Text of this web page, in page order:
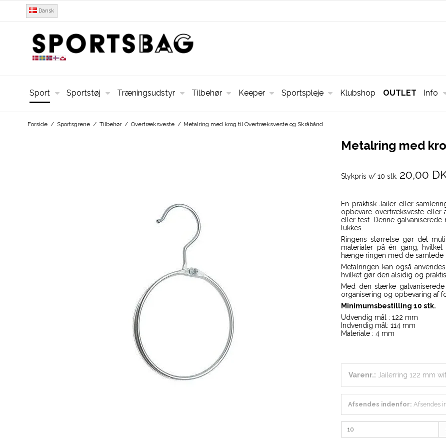
Dansk
Sport Sportstøj Træningsudstyr Tilbehør Keeper Sportspleje Klubshop OUTLET Info
Forside / Sportsgrene / Tilbehør / Overtræksveste / Metalring med krog til Overtræksveste og Skråbånd
Metalring med
Stykpris v/ 10 stk. 20,00
En praktisk Jailer eller
opbevare overtræksveste eller
eller test. Denne
lukkes.
Ringens størrelse gør det
materialer på én gang,
hænge ringen med de samlede
Metalringen kan også
hvilket gør den alsidig og
Med den stærke
organisering og opbevaring af
Minimumsbestilling 10 stk.
Udvendig mål : 122 mm
Indvendig mål: 114 mm
Materiale : 4 mm
Varenr.: Jailerring 122 mm
Afsendes indenfor: Afsendes